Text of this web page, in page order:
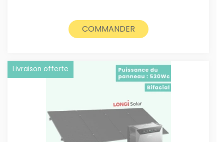
1900€.1800€.
COMMANDER
Livraison offerte